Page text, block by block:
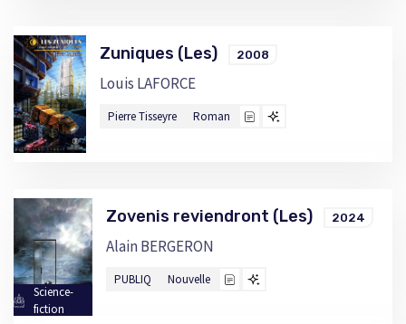
Zuniques (Les) 2008
Louis LAFORCE
Pierre Tisseyre Roman
Science-
fiction
Zovenis reviendront (Les) 2024
Alain BERGERON
PUBLIQ Nouvelle